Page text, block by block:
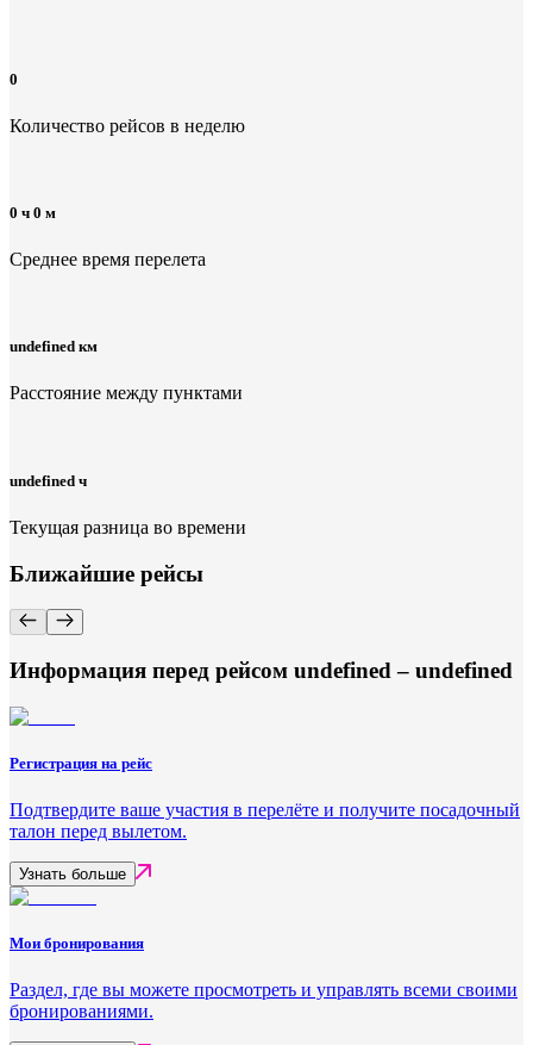
0
Количество рейсов в неделю
0 ч 0 м
Среднее время перелета
undefined км
Расстояние между пунктами
undefined ч
Текущая разница во времени
Ближайшие рейсы
Информация перед рейсом undefined – undefined
Регистрация на рейс
Подтвердите ваше участия в перелёте и получите посадочный
талон перед вылетом.
Узнать больше
Мои бронирования
Раздел, где вы можете просмотреть и управлять всеми своими
бронированиями.